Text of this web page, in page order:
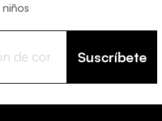
niños
Suscríbete